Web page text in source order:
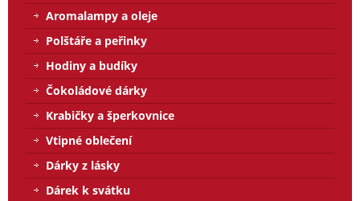
Aromalampy a oleje
Polštáře a peřinky
Hodiny a budíky
Čokoládové dárky
Krabičky a šperkovnice
Vtipné oblečení
Dárky z lásky
Dárek k svátku